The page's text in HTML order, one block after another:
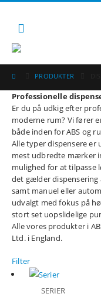
PRODUKTER
Professionelle
Er du på udkig efter
moderne rum? Vi fører
både inden for ABS og
Alle typer dispensere er
mest udbredte mærker
mulighed for at tilpasse
det gælder
samt manuel eller
udvalgt med fokus på
stort set uopslidelige
Alle vores produkter i
Ltd. i England.
Filter
SERIER